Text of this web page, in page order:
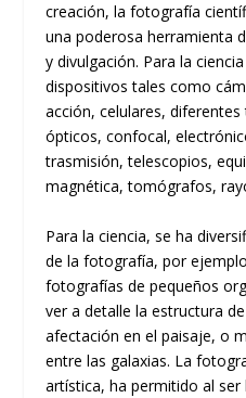
creación, la fotografía
una poderosa herramienta
y divulgación. Para la
dispositivos tales como
acción, celulares,
ópticos, confocal,
trasmisión, telescopios,
magnética, tomógrafos,
Para la ciencia, se ha
de la fotografía, por
fotografías de pequeños
ver a detalle la estructura
afectación en el paisaje, o
entre las galaxias. La
artística, ha permitido al